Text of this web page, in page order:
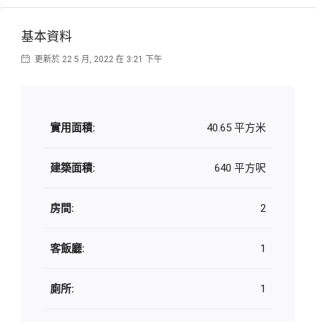
基本資料
更新於 22 5 月, 2022 在 3:21 下午
實用面積: 40.65 平方米
建築面積: 640 平方呎
房間: 2
客飯廳: 1
廁所: 1